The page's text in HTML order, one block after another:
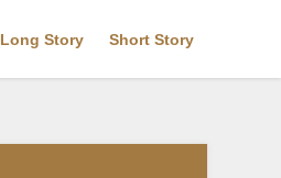
Long Story Short Story